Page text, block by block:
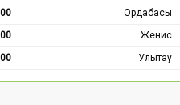
Ордабасы
Женис
Улытау